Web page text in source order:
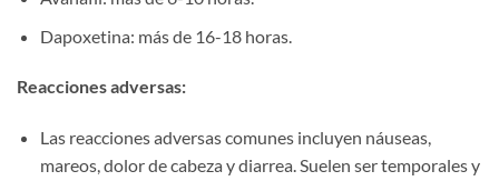
Dapoxetina: más de 16-18 horas.
Reacciones adversas:​
Las reacciones adversas comunes incluyen náuseas,
mareos, dolor de cabeza y diarrea. Suelen ser temporales y